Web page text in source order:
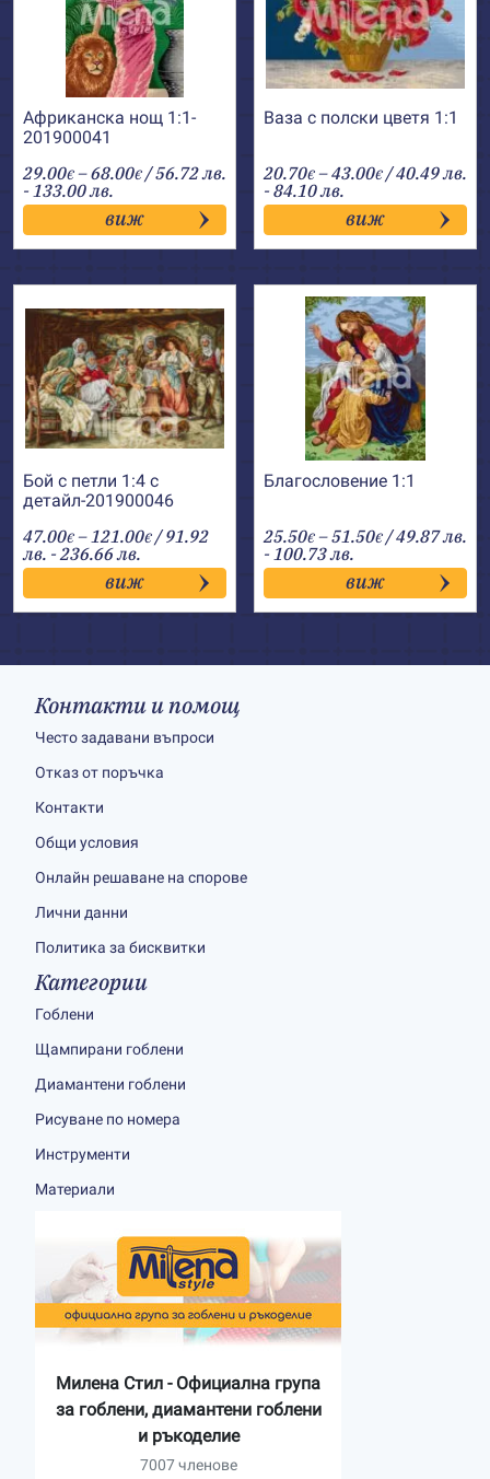
Африканска нощ 1:1-
201900041
29.00€ –68.00€Price
range:
29.00€
through
68.00€
/ 56.72 лв.
- 133.00 лв.
виж
Ваза с полски цветя 1:1
20.70€ –43.00€Price
range:
20.70€
through
43.00€
/ 40.49 лв.
- 84.10 лв.
виж
Бой с петли 1:4 с
детайл-201900046
47.00€ –121.00€Price
range:
47.00€
through
121.00€
/ 91.92
лв. - 236.66 лв.
виж
Благословение 1:1
25.50€ –51.50€Price
range:
25.50€
through
51.50€
/ 49.87 лв.
- 100.73 лв.
виж
Контакти и помощ
Често задавани въпроси
Отказ от поръчка
Контакти
Общи условия
Онлайн решаване на спорове
Лични данни
Политика за бисквитки
Категории
Гоблени
Щампирани гоблени
Диамантени гоблени
Рисуване по номера
Инструменти
Материали
Милена Стил - Официална група
за гоблени, диамантени гоблени
и ръкоделие
7007 членове